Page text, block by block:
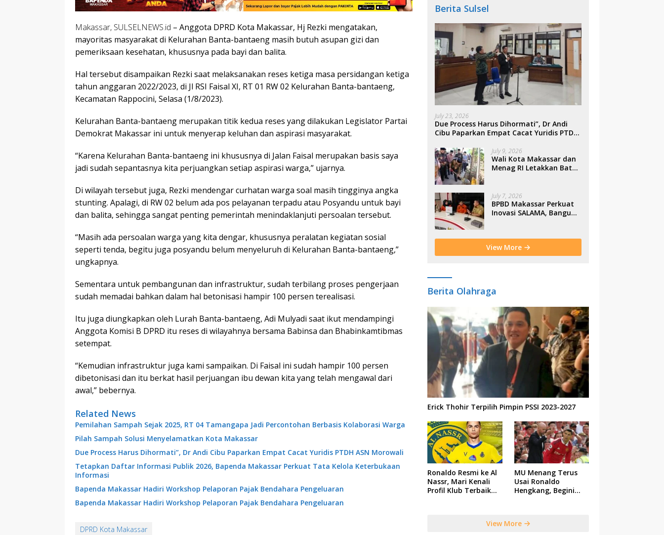
Makassar, SULSELNEWS.id – Anggota DPRD Kota Makassar, Hj Rezki mengatakan,
mayoritas masyarakat di Kelurahan Banta-bantaeng masih butuh asupan gizi dan
pemeriksaan kesehatan, khususnya pada bayi dan balita.
Hal tersebut disampaikan Rezki saat melaksanakan reses ketiga masa persidangan ketiga
tahun anggaran 2022/2023, di Jl RSI Faisal XI, RT 01 RW 02 Kelurahan Banta-bantaeng,
Kecamatan Rappocini, Selasa (1/8/2023).
Kelurahan Banta-bantaeng merupakan titik kedua reses yang dilakukan Legislator Partai
Demokrat Makassar ini untuk menyerap keluhan dan aspirasi masyarakat.
“Karena Kelurahan Banta-bantaeng ini khususnya di Jalan Faisal merupakan basis saya
jadi sudah sepantasnya kita perjuangkan setiap aspirasi warga,” ujarnya.
Di wilayah tersebut juga, Rezki mendengar curhatan warga soal masih tingginya angka
stunting. Apalagi, di RW 02 belum ada pos pelayanan terpadu atau Posyandu untuk bayi
dan balita, sehingga sangat penting pemerintah menindaklanjuti persoalan tersebut.
“Masih ada persoalan warga yang kita dengar, khususnya peralatan kegiatan sosial
seperti tenda, begitu juga posyandu belum menyeluruh di Kelurahan Banta-bantaeng,”
ungkapnya.
Sementara untuk pembangunan dan infrastruktur, sudah terbilang proses pengerjaan
sudah memadai bahkan dalam hal betonisasi hampir 100 persen terealisasi.
Itu juga diungkapkan oleh Lurah Banta-bantaeng, Adi Mulyadi saat ikut mendampingi
Anggota Komisi B DPRD itu reses di wilayahnya bersama Babinsa dan Bhabinkamtibmas
setempat.
“Kemudian infrastruktur juga kami sampaikan. Di Faisal ini sudah hampir 100 persen
dibetonisasi dan itu berkat hasil perjuangan ibu dewan kita yang telah mengawal dari
awal,” bebernya.
Related News
Pemilahan Sampah Sejak 2025, RT 04 Tamangapa Jadi Percontohan Berbasis Kolaborasi Warga
Pilah Sampah Solusi Menyelamatkan Kota Makassar
Due Process Harus Dihormati”, Dr Andi Cibu Paparkan Empat Cacat Yuridis PTDH ASN Morowali
Tetapkan Daftar Informasi Publik 2026, Bapenda Makassar Perkuat Tata Kelola Keterbukaan
Informasi
Bapenda Makassar Hadiri Workshop Pelaporan Pajak Bendahara Pengeluaran
Bapenda Makassar Hadiri Workshop Pelaporan Pajak Bendahara Pengeluaran
DPRD Kota Makassar
Berita Sulsel
July 23, 2026
Due Process Harus Dihormati”, Dr Andi
Cibu Paparkan Empat Cacat Yuridis PTDH
July 9, 2026
Wali Kota Makassar dan
Menag RI Letakkan Batu
BTP
July 7, 2026
BPBD Makassar Perkuat
Inovasi SALAMA, Bangun
View More
Berita Olahraga
Erick Thohir Terpilih Pimpin PSSI 2023-2027
Ronaldo Resmi ke Al
Nassr, Mari Kenali
Profil Klub Terbaik
MU Menang Terus
Usai Ronaldo
Hengkang, Begini
View More